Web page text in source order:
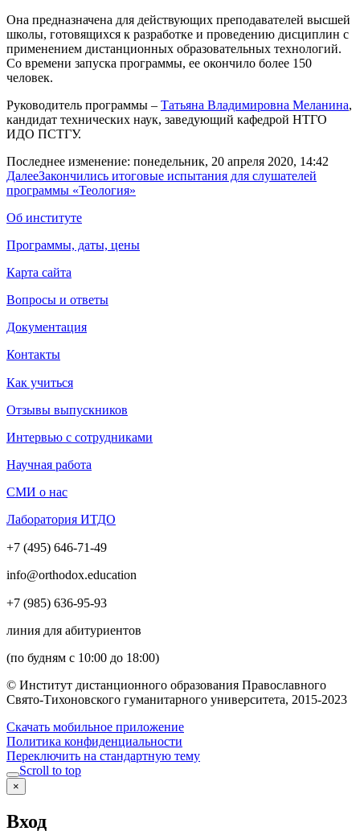
Она предназначена для действующих преподавателей высшей
школы, готовящихся к разработке и проведению дисциплин с
применением дистанционных образовательных технологий.
Со времени запуска программы, ее окончило более 150
человек.
Руководитель программы – Татьяна Владимировна Меланина,
кандидат технических наук, заведующий кафедрой НТГО
ИДО ПСТГУ.
Последнее изменение: понедельник, 20 апреля 2020, 14:42
ДалееЗакончились итоговые испытания для слушателей
программы «Теология»
Об институте
Программы, даты, цены
Карта сайта
Вопросы и ответы
Документация
Контакты
Как учиться
Отзывы выпускников
Интервью с сотрудниками
Научная работа
СМИ о нас
Лаборатория ИТДО
+7 (495) 646-71-49
info@orthodox.education
+7 (985) 636-95-93
линия для абитуриентов
(по будням с 10:00 до 18:00)
© Институт дистанционного образования Православного
Свято-Тихоновского гуманитарного университета, 2015-2023
Скачать мобильное приложение
Политика конфиденциальности
Переключить на стандартную тему
Scroll to top
×
Вход